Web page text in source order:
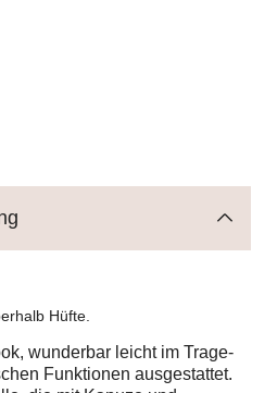
Hüfte.
wunderbar leicht im Trage-
Funktionen ausgestattet.